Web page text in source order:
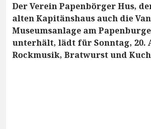
Der Verein Papenbörger Hus,
alten Kapitänshaus auch die
Museumsanlage am
unterhält, lädt für Sonntag, 20.
Rockmusik, Bratwurst und